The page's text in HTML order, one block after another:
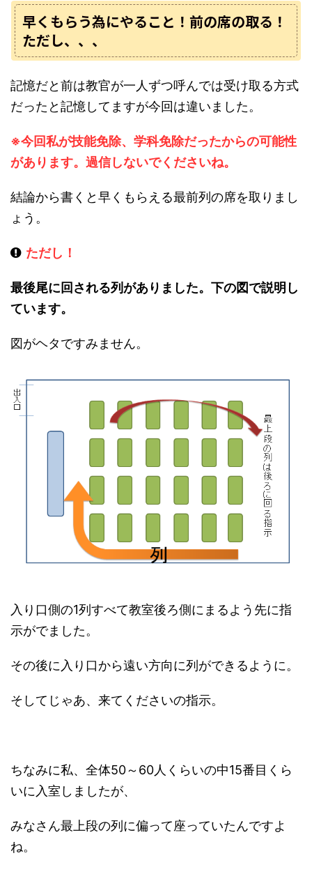
早くもらう為にやること！前の席の取る！
ただし、、、
記憶だと前は教官が一人ずつ呼んでは受け取る方式
だったと記憶してますが今回は違いました。
※今回私が技能免除、学科免除だったからの可能性
があります。過信しないでくださいね。
結論から書くと早くもらえる最前列の席を取りまし
ょう。
ただし！
最後尾に回される列がありました。下の図で説明し
ています。
図がヘタですみません。
入り口側の1列すべて教室後ろ側にまるよう先に指
示がでました。
その後に入り口から遠い方向に列ができるように。
そしてじゃあ、来てくださいの指示。
ちなみに私、全体50～60人くらいの中15番目くら
いに入室しましたが、
みなさん最上段の列に偏って座っていたんですよ
ね。